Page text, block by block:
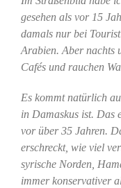
gesehen als vor 15
damals nur bei
Arabien. Aber nachts
Cafés und rauchen
Es kommt natürlich
in Damaskus ist. Das
vor über 35 Jahren.
erschreckt, wie viel
syrische Norden,
immer konservativer